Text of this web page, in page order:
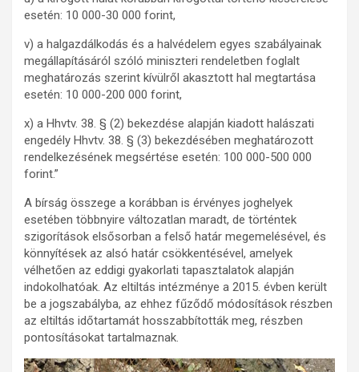
esetén: 10 000-30 000 forint,
v) a halgazdálkodás és a halvédelem egyes szabályainak
megállapításáról szóló miniszteri rendeletben foglalt
meghatározás szerint kívülről akasztott hal megtartása
esetén: 10 000-200 000 forint,
x) a Hhvtv. 38. § (2) bekezdése alapján kiadott halászati
engedély Hhvtv. 38. § (3) bekezdésében meghatározott
rendelkezésének megsértése esetén: 100 000-500 000
forint.”
A bírság összege a korábban is érvényes joghelyek
esetében többnyire változatlan maradt, de történtek
szigorítások elsősorban a felső határ megemelésével, és
könnyítések az alsó határ csökkentésével, amelyek
vélhetően az eddigi gyakorlati tapasztalatok alapján
indokolhatóak. Az eltiltás intézménye a 2015. évben került
be a jogszabályba, az ehhez fűződő módosítások részben
az eltiltás időtartamát hosszabbították meg, részben
pontosításokat tartalmaznak.